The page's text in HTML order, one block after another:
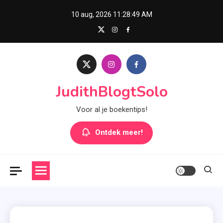
10 aug, 2026 11:28:50 AM
JudithBlogtSolo
Voor al je boekentips!
Ontdek meer!